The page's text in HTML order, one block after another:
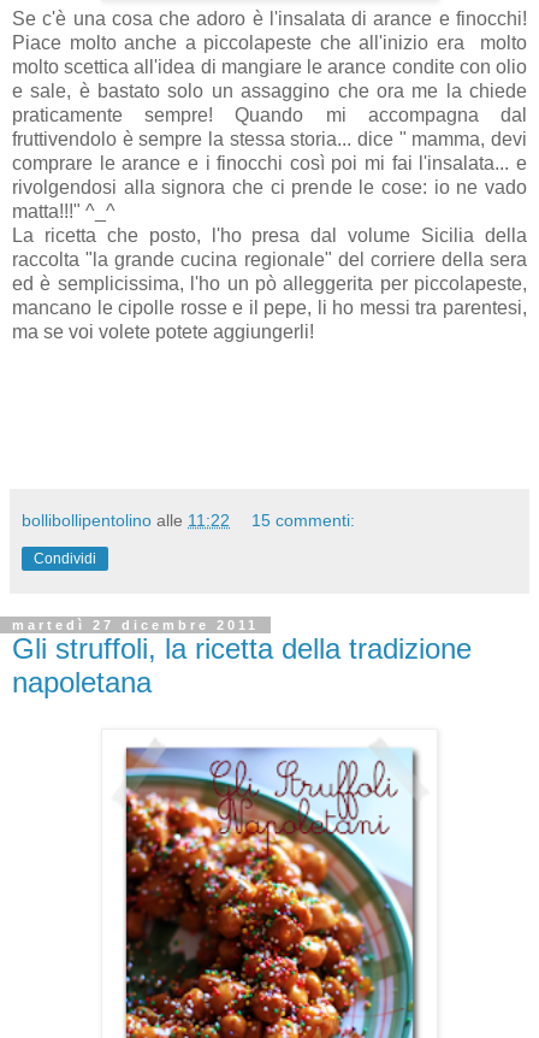
Se c'è una cosa che adoro è l'insalata di arance e finocchi!
Piace molto anche a piccolapeste che all'inizio era molto
molto scettica all'idea di mangiare le arance condite con olio
e sale, è bastato solo un assaggino che ora me la chiede
praticamente sempre! Quando mi accompagna dal
fruttivendolo è sempre la stessa storia... dice " mamma, devi
comprare le arance e i finocchi così poi mi fai l'insalata... e
rivolgendosi alla signora che ci prende le cose: io ne vado
matta!!!" ^_^
La ricetta che posto, l'ho presa dal volume Sicilia della
raccolta "la grande cucina regionale" del corriere della sera
ed è semplicissima, l'ho un pò alleggerita per piccolapeste,
mancano le cipolle rosse e il pepe, li ho messi tra parentesi,
ma se voi volete potete aggiungerli!
bollibollipentolino alle 11:22 15 commenti:
Condividi
martedì 27 dicembre 2011
Gli struffoli, la ricetta della tradizione
napoletana